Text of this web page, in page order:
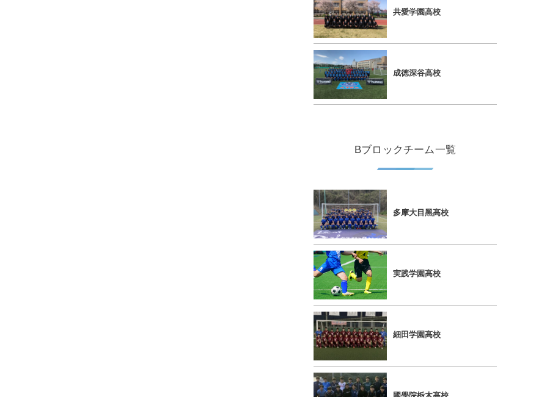
共愛学園⾼校
成徳深⾕⾼校
Bブロックチーム一覧
多摩⼤⽬⿊⾼校
実践学園⾼校
細⽥学園⾼校